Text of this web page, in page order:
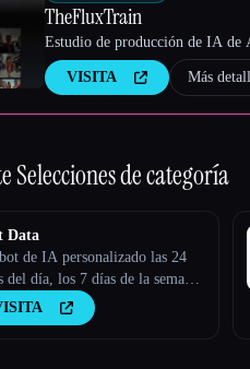
TheFluxTrain
Estudio de producción de IA de
VISITA Más
Selecciones de categoría
Data
de IA personalizado las 24
del día, los 7 días de la semana,